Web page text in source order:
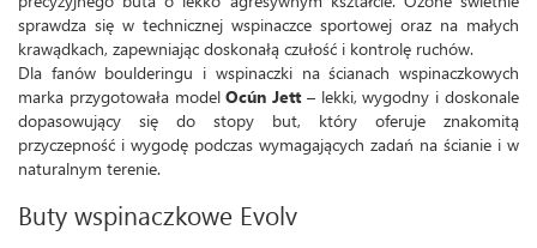
sprawdza się w technicznej wspinaczce sportowej oraz na małych
krawądkach, zapewniając doskonałą czułość i kontrolę ruchów.
Dla fanów boulderingu i wspinaczki na ścianach wspinaczkowych
marka przygotowała modelOcún Jett– lekki, wygodny i doskonale
dopasowujący się do stopy but, który oferuje znakomitą
przyczepność i wygodę podczas wymagających zadań na ścianie i w
naturalnym terenie.
Buty wspinaczkowe Evolv